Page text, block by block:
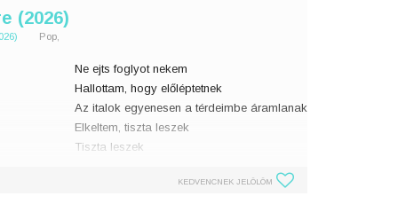
(2026)
Pop,
Ne ejts foglyot nekem
Hallottam, hogy előléptetnek
Az italok egyenesen a térdeimbe áramlanak
Elkeltem, tiszta leszek
Tiszta leszek
Nincs több trükk a tarsolyomban
KEDVENCNEK JELÖLÖM